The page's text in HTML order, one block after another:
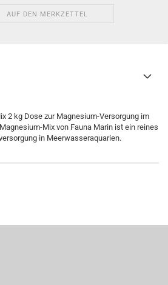
AUF DEN MERKZETTEL
2 kg Dose zur Magnesium-Versorgung im
Mix von Fauna Marin ist ein reines
in Meerwasseraquarien.